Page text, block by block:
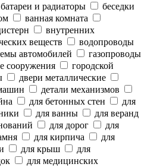
батареи и радиаторы
беседки
ванная комната
внутренних
веществ
водопроводы
автомобилей
газопроводы
сооружения
городской
двери металлические
детали механизмов
для бетонных стен
для
для ванны
для веранд
для дорог
для
для кирпича
для
для крыш
для
для медицинских